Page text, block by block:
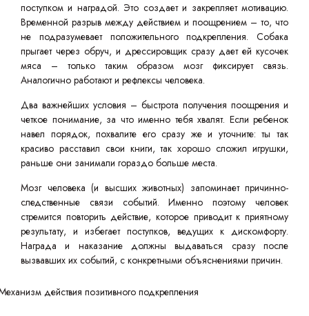
поступком и наградой. Это создает и закрепляет мотивацию.
Временной разрыв между действием и поощрением – то, что
не подразумевает положительного подкрепления. Собака
прыгает через обруч, и дрессировщик сразу дает ей кусочек
мяса – только таким образом мозг фиксирует связь.
Аналогично работают и рефлексы человека.
Два важнейших условия – быстрота получения поощрения и
четкое понимание, за что именно тебя хвалят. Если ребенок
навел порядок, похвалите его сразу же и уточните: ты так
красиво расставил свои книги, так хорошо сложил игрушки,
раньше они занимали гораздо больше места.
Мозг человека (и высших животных) запоминает причинно-
следственные связи событий. Именно поэтому человек
стремится повторить действие, которое приводит к приятному
результату, и избегает поступков, ведущих к дискомфорту.
Награда и наказание должны выдаваться сразу после
вызвавших их событий, с конкретными объяснениями причин.